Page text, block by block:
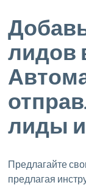
лидов
лиды
Предлагайте
предлагая